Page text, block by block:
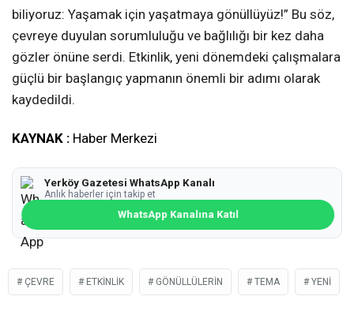
biliyoruz: Yaşamak için yaşatmaya gönüllüyüz!” Bu söz,
çevreye duyulan sorumluluğu ve bağlılığı bir kez daha
gözler önüne serdi. Etkinlik, yeni dönemdeki çalışmalara
güçlü bir başlangıç yapmanın önemli bir adımı olarak
kaydedildi.
KAYNAK : Haber Merkezi
Yerköy Gazetesi WhatsApp Kanalı
Anlık haberler için takip et
WhatsApp Kanalına Katıl
ÇEVRE ETKINLIK GÖNÜLLÜLERIN TEMA YENI